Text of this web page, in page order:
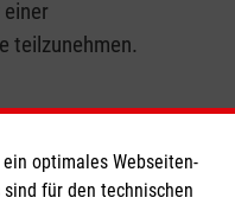
teilzunehmen.
optimales Webseiten-
für den technischen